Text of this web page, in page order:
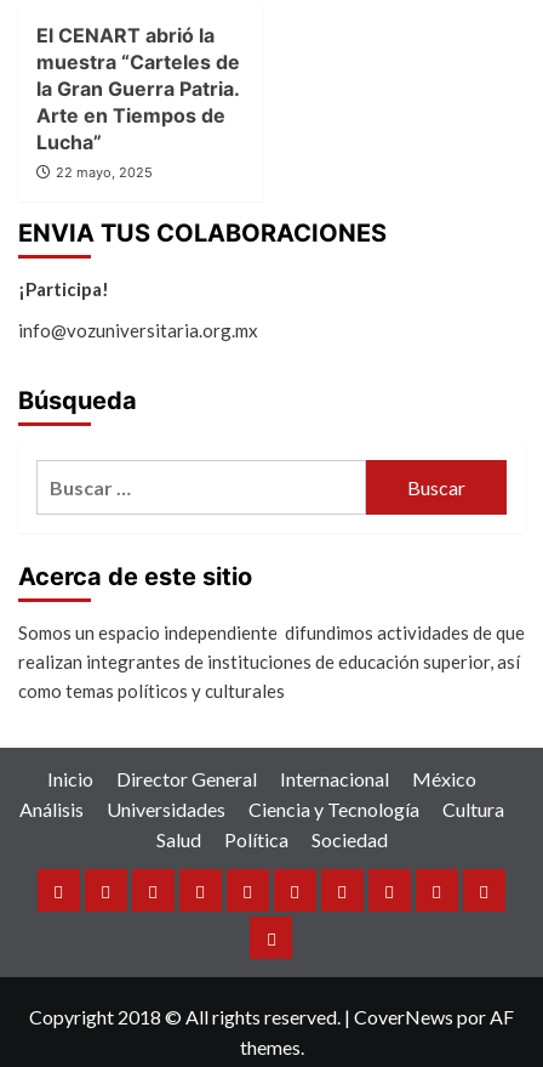
El CENART abrió la
muestra “Carteles de
la Gran Guerra Patria.
Arte en Tiempos de
Lucha”
22 mayo, 2025
ENVIA TUS COLABORACIONES
¡Participa!
info@vozuniversitaria.org.mx
Búsqueda
Acerca de este sitio
Somos un espacio independiente difundimos actividades de que
realizan integrantes de instituciones de educación superior, así
como temas políticos y culturales
Inicio Director General Internacional
México
Análisis
Universidades Ciencia y Tecnología
Cultura
Salud
Política Sociedad
Inicio DirectorInternacional
MéxicoAnálisisUniversidades
CienciaCulturaSalud Política
Sociedad
Copyright 2018 © All rights reserved. | CoverNews por AF
themes.